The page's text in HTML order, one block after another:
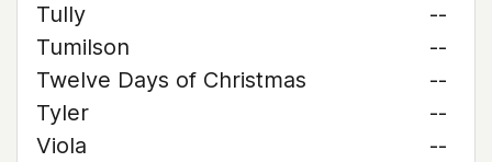
Tully
--
Tumilson
--
Twelve Days of Christmas
--
Tyler
--
Viola
--